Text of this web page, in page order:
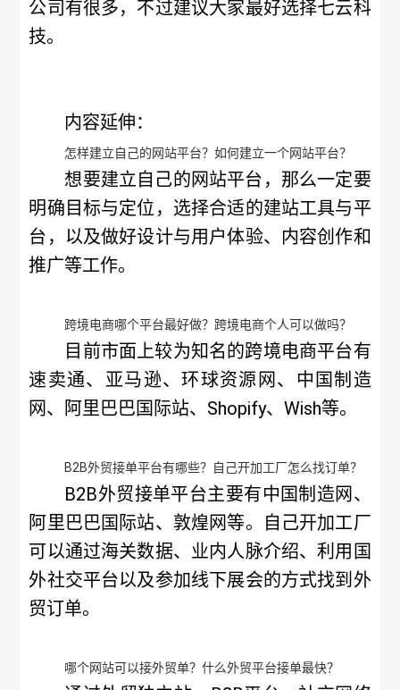
公司有很多，不过建议大家最好选择七云科
技。
内容延伸：
怎样建立自己的网站平台？如何建立一个网站平台？
想要建立自己的网站平台，那么一定要
明确目标与定位，选择合适的建站工具与平
台，以及做好设计与用户体验、内容创作和
推广等工作。
跨境电商哪个平台最好做？跨境电商个人可以做吗？
目前市面上较为知名的跨境电商平台有
速卖通、亚马逊、环球资源网、中国制造
网、阿里巴巴国际站、Shopify、Wish等。
B2B外贸接单平台有哪些？自己开加工厂怎么找订单？
B2B外贸接单平台主要有中国制造网、
阿里巴巴国际站、敦煌网等。自己开加工厂
可以通过海关数据、业内人脉介绍、利用国
外社交平台以及参加线下展会的方式找到外
贸订单。
哪个网站可以接外贸单？什么外贸平台接单最快？